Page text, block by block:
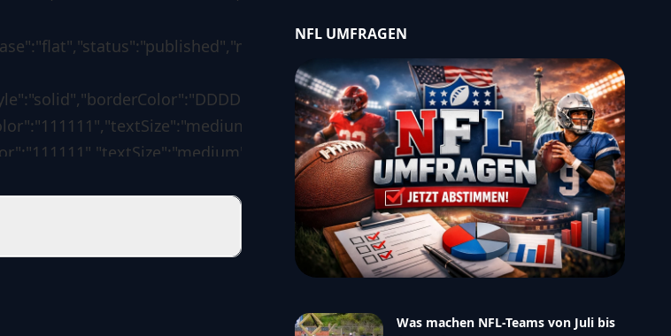
NFL UMFRAGEN
Was machen NFL-Teams von Juli bis